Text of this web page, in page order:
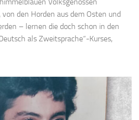
den Horden aus dem Osten und
– lernen die doch schon in den
als Zweitsprache“-Kurses,